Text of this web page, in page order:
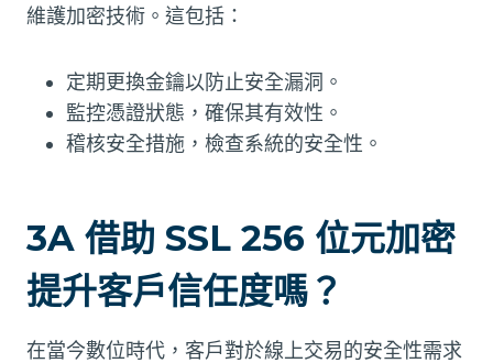
維護加密技術。這包括：
定期更換金鑰以防止安全漏洞。
監控憑證狀態，確保其有效性。
稽核安全措施，檢查系統的安全性。
3A 借助 SSL 256 位元加密
提升客戶信任度嗎？
在當今數位時代，客戶對於線上交易的安全性需求